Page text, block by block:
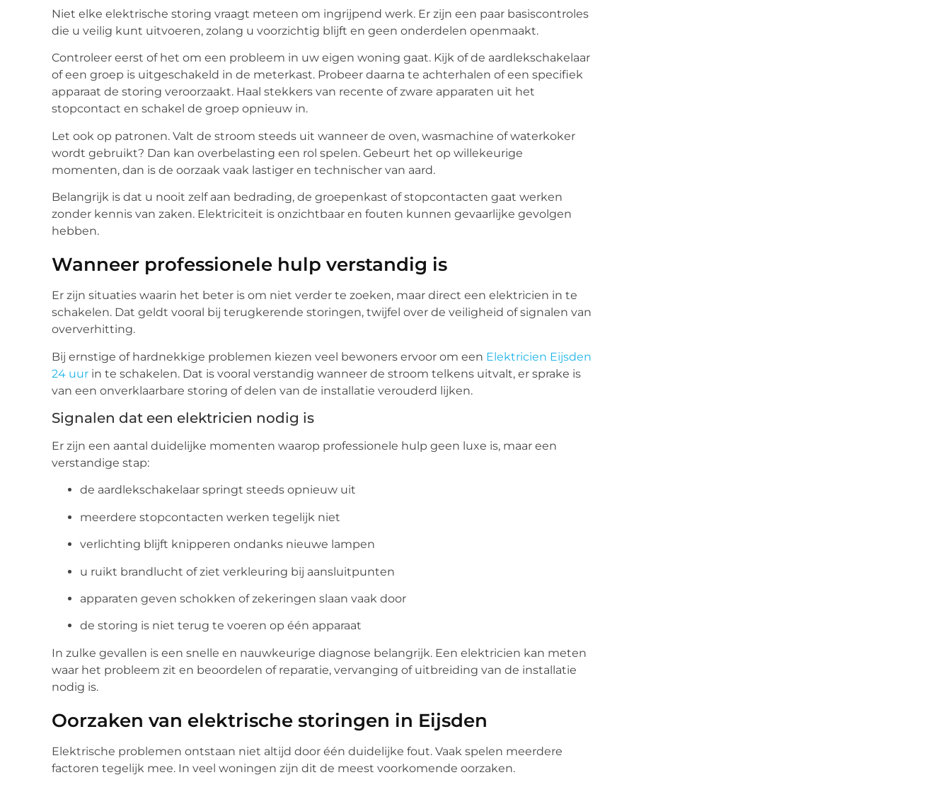
Niet elke elektrische storing vraagt meteen om ingrijpend werk. Er zijn een paar basiscontroles
die u veilig kunt uitvoeren, zolang u voorzichtig blijft en geen onderdelen openmaakt.
Controleer eerst of het om een probleem in uw eigen woning gaat. Kijk of de aardlekschakelaar
of een groep is uitgeschakeld in de meterkast. Probeer daarna te achterhalen of een specifiek
apparaat de storing veroorzaakt. Haal stekkers van recente of zware apparaten uit het
stopcontact en schakel de groep opnieuw in.
Let ook op patronen. Valt de stroom steeds uit wanneer de oven, wasmachine of waterkoker
wordt gebruikt? Dan kan overbelasting een rol spelen. Gebeurt het op willekeurige
momenten, dan is de oorzaak vaak lastiger en technischer van aard.
Belangrijk is dat u nooit zelf aan bedrading, de groepenkast of stopcontacten gaat werken
zonder kennis van zaken. Elektriciteit is onzichtbaar en fouten kunnen gevaarlijke gevolgen
hebben.
Wanneer professionele hulp verstandig is
Er zijn situaties waarin het beter is om niet verder te zoeken, maar direct een elektricien in te
schakelen. Dat geldt vooral bij terugkerende storingen, twijfel over de veiligheid of signalen van
oververhitting.
Bij ernstige of hardnekkige problemen kiezen veel bewoners ervoor om een Elektricien Eijsden
24 uur in te schakelen. Dat is vooral verstandig wanneer de stroom telkens uitvalt, er sprake is
van een onverklaarbare storing of delen van de installatie verouderd lijken.
Signalen dat een elektricien nodig is
Er zijn een aantal duidelijke momenten waarop professionele hulp geen luxe is, maar een
verstandige stap:
de aardlekschakelaar springt steeds opnieuw uit
meerdere stopcontacten werken tegelijk niet
verlichting blijft knipperen ondanks nieuwe lampen
u ruikt brandlucht of ziet verkleuring bij aansluitpunten
apparaten geven schokken of zekeringen slaan vaak door
de storing is niet terug te voeren op één apparaat
In zulke gevallen is een snelle en nauwkeurige diagnose belangrijk. Een elektricien kan meten
waar het probleem zit en beoordelen of reparatie, vervanging of uitbreiding van de installatie
nodig is.
Oorzaken van elektrische storingen in Eijsden
Elektrische problemen ontstaan niet altijd door één duidelijke fout. Vaak spelen meerdere
factoren tegelijk mee. In veel woningen zijn dit de meest voorkomende oorzaken.